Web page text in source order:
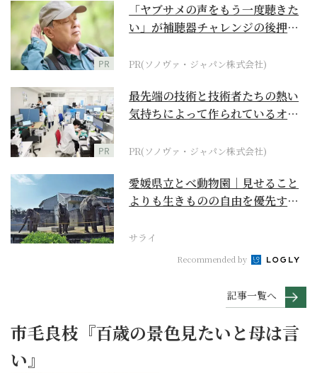
PR
「ヤブサメの声をもう一度聴きた
い」が補聴器チャレンジの後押し
PR(ソノヴァ・ジャパン株式会社)
PR
最先端の技術と技術者たちの熱い
気持ちによって作られているオー
PR(ソノヴァ・ジャパン株式会社)
愛媛県立とべ動物園｜見せること
よりも生きものの自由を優先する
サライ
Recommended by
記事一覧へ
市毛良枝『百歳の景色見たいと母は言
い』